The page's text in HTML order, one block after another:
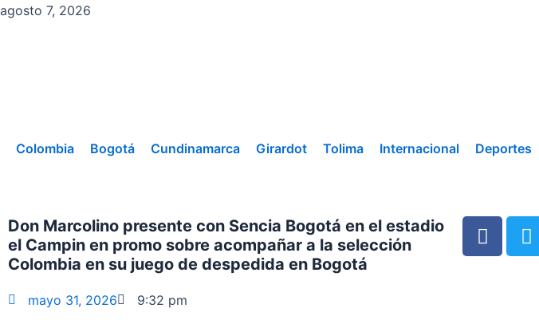
Ir
agosto 7, 2026
Colombia Bogotá Cundinamarca Girardot Tolima Internacional Deportes
Don Marcolino presente con Sencia Bogotá en el estadio
el Campin en promo sobre acompañar a la selección
Colombia en su juego de despedida en Bogotá
F
a
c
T
w
i
mayo 31, 2026 9:32 pm